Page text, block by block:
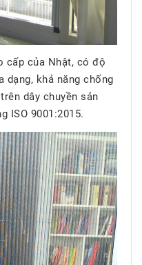
cấp của Nhật, có độ
dạng, khả năng chống
dây chuyền sản
ISO 9001:2015.